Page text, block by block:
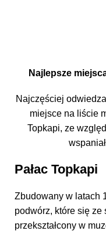
Najlepsze
Najczęściej
miejsce na liście
Topkapi, ze
Pałac Topkapi
Zbudowany w latach
podwórz, które się ze
przekształcony w